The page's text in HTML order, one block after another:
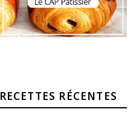
RECETTES RÉCENTES